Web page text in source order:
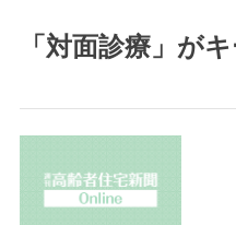
「対面診療」が